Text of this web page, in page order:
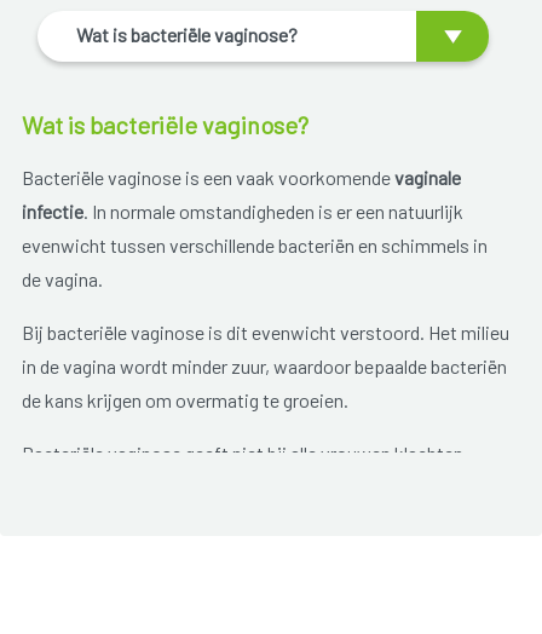
Wat is bacteriële vaginose?
Wat is bacteriële vaginose?
Bacteriële vaginose is een vaak voorkomendevaginale
infectie. In normale omstandigheden is er een natuurlijk
evenwicht tussen verschillende bacteriën en schimmels in
de vagina.
Bij bacteriële vaginose is dit evenwicht verstoord. Het milieu
in de vagina wordt minder zuur, waardoor bepaalde bacteriën
de kans krijgen om overmatig te groeien.
Bacteriële vaginose geeft niet bij alle vrouwen klachten.